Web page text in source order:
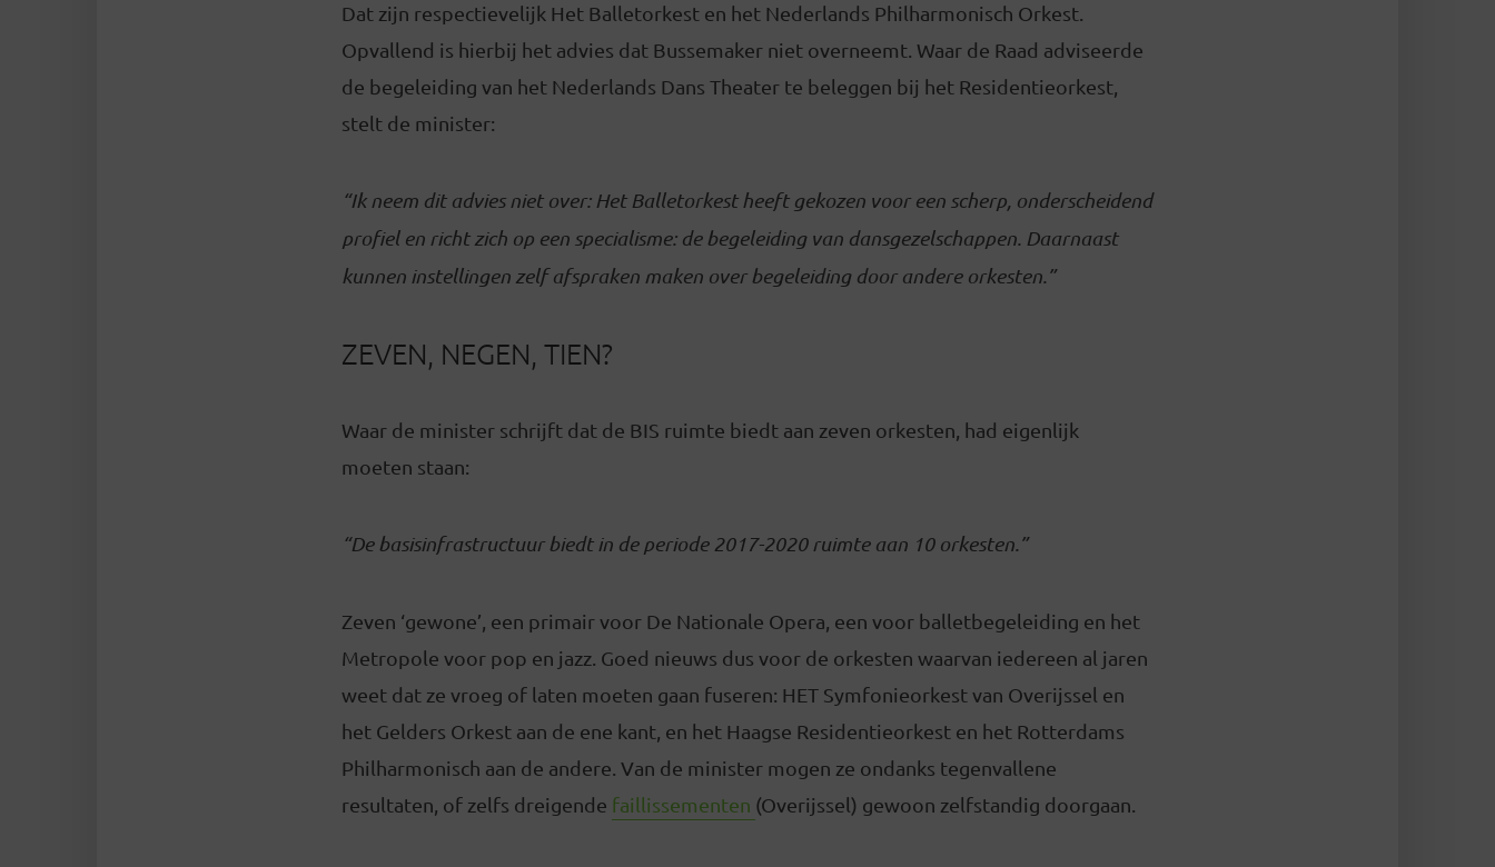
Dat zijn respectievelijk Het Balletorkest en het Nederlands Philharmonisch Orkest.
Opvallend is hierbij het advies dat Bussemaker niet overneemt. Waar de Raad adviseerde
de begeleiding van het Nederlands Dans Theater te beleggen bij het Residentieorkest,
stelt de minister:
“Ik neem dit advies niet over: Het Balletorkest heeft gekozen voor een scherp, onderscheidend
profiel en richt zich op een specialisme: de begeleiding van dansgezelschappen. Daarnaast
kunnen instellingen zelf afspraken maken over begeleiding door andere orkesten.”
ZEVEN, NEGEN, TIEN?
Waar de minister schrijft dat de BIS ruimte biedt aan zeven orkesten, had eigenlijk
moeten staan:
“De basisinfrastructuur biedt in de periode 2017-2020 ruimte aan 10 orkesten.”
Zeven ‘gewone’, een primair voor De Nationale Opera, een voor balletbegeleiding en het
Metropole voor pop en jazz. Goed nieuws dus voor de orkesten waarvan iedereen al jaren
weet dat ze vroeg of laten moeten gaan fuseren: HET Symfonieorkest van Overijssel en
het Gelders Orkest aan de ene kant, en het Haagse Residentieorkest en het Rotterdams
Philharmonisch aan de andere. Van de minister mogen ze ondanks tegenvallene
resultaten, of zelfs dreigende faillissementen (Overijssel) gewoon zelfstandig doorgaan.